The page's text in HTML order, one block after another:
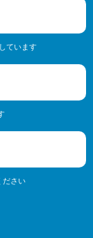
ています
ださい